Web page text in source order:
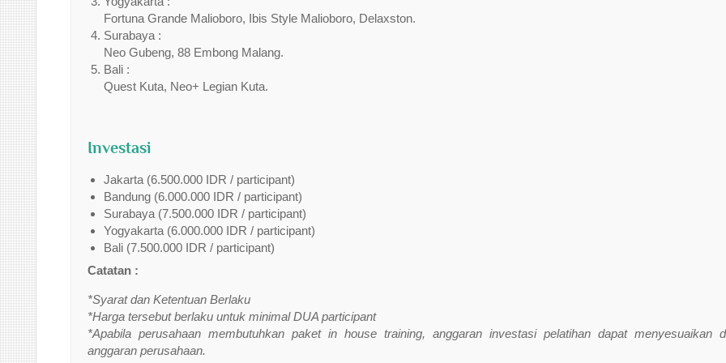
Fortuna Grande Malioboro, Ibis Style Malioboro, Delaxston.
Surabaya :
Neo Gubeng, 88 Embong Malang.
Bali :
Quest Kuta, Neo+ Legian Kuta.
Investasi
Jakarta (6.500.000 IDR / participant)
Bandung (6.000.000 IDR / participant)
Surabaya (7.500.000 IDR / participant)
Yogyakarta (6.000.000 IDR / participant)
Bali (7.500.000 IDR / participant)
Catatan :
*Syarat dan Ketentuan Berlaku
*Harga tersebut berlaku untuk minimal DUA participant
*Apabila perusahaan membutuhkan paket in house training, anggaran investasi pelatihan dapat menyesuaikan
anggaran perusahaan.